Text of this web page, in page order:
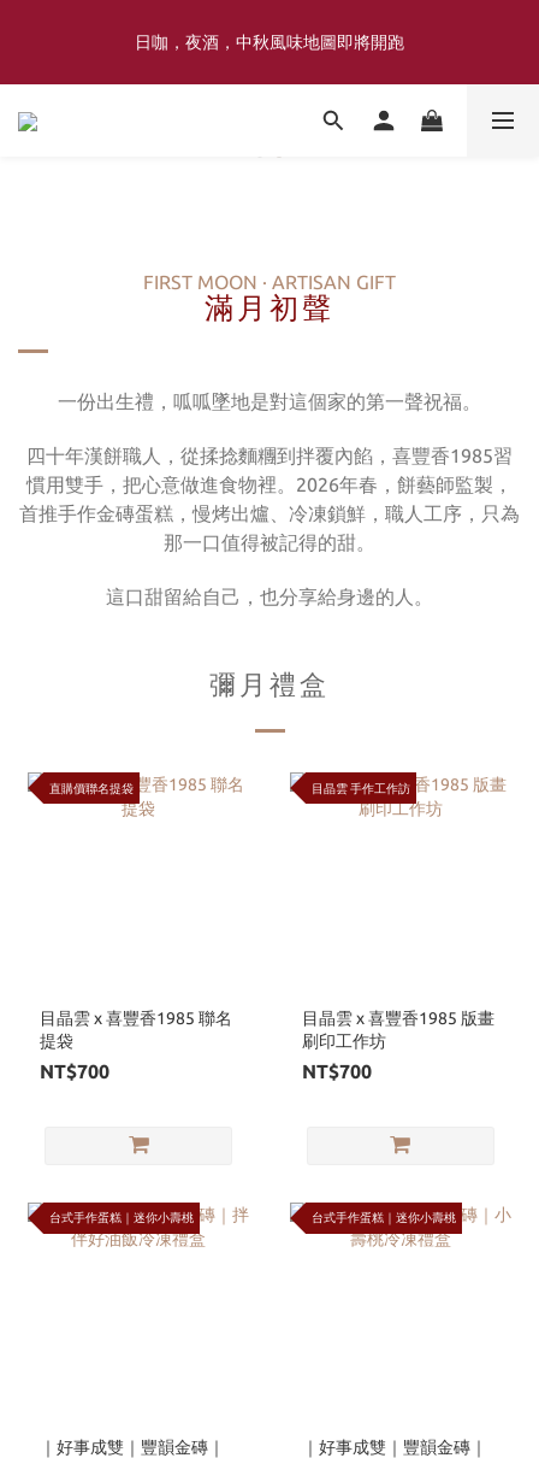
限定
日咖，夜酒，中秋風味地圖即將開跑
喜豐香1985 × 薑薑小姐花藝工作室｜登記日系列 手捧花｜5月–7月
FIRST MOON · ARTISAN GIFT
滿月初聲
一份出生禮，呱呱墜地是對這個家的第一聲祝福。
四十年漢餅職人，從揉捻麵糰到拌覆內餡，喜豐香1985習
慣用雙手，把心意做進食物裡。2026年春，餅藝師監製，
首推手作金磚蛋糕，慢烤出爐、冷凍鎖鮮，職人工序，只為
那一口值得被記得的甜。
這口甜留給自己，也分享給身邊的人。
彌月禮盒
直購價聯名提袋
目晶雲 x 喜豐香1985 聯名
提袋
NT$700
目晶雲 手作工作訪
目晶雲 x 喜豐香1985 版畫
刷印工作坊
NT$700
台式手作蛋糕｜迷你小壽桃
｜好事成雙｜豐韻金磚｜
台式手作蛋糕｜迷你小壽桃
｜好事成雙｜豐韻金磚｜